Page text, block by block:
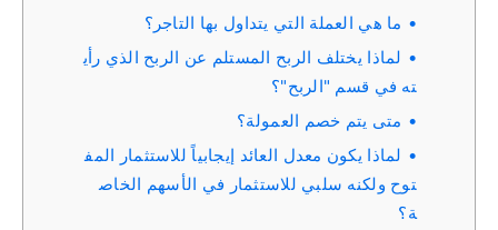
ما هي العملة التي يتداول بها التاجر؟
لماذا يختلف الربح المستلم عن الربح الذي رأي
ته في قسم "الربح"؟
متى يتم خصم العمولة؟
لماذا يكون معدل العائد إيجابياً للاستثمار المف
توح ولكنه سلبي للاستثمار في الأسهم الخاص
ة؟